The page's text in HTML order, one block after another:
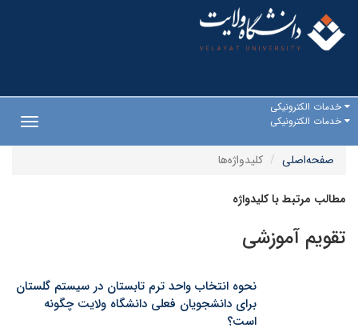
خدمات الکترونیکی
خدمات الکترونیکی
صفحه‌اصلی
کلیدواژه‌ها
مطالب مرتبط با کلیدواژه
تقویم آموزشی
نحوه انتخاب واحد ترم تابستان در سیستم گلستان
برای دانشجویان فعلی دانشگاه ولایت چگونه
است؟